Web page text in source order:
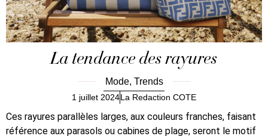
La tendance des rayures
Mode, Trends
1 juillet 2024La Redaction COTE
Ces rayures parallèles larges, aux couleurs franches, faisant
référence aux parasols ou cabines de plage, seront le motif